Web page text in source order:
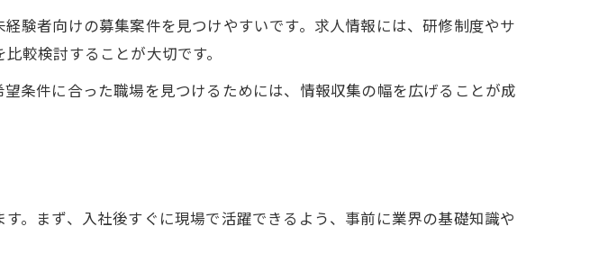
験者向けの募集案件を見つけやすいです。求人情報には、研修制度やサ
較検討することが大切です。
条件に合った職場を見つけるためには、情報収集の幅を広げることが成
。まず、入社後すぐに現場で活躍できるよう、事前に業界の基礎知識や